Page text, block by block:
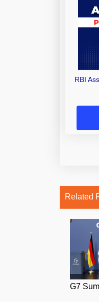
RBI
Related
G7